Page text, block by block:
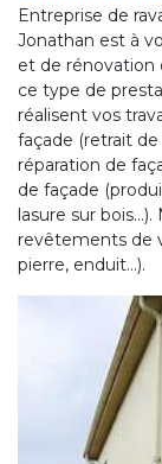
Entreprise de
Jonathan est à
et de rénovation
ce type de
réalisent vos
façade (retrait
réparation de
de façade
lasure sur
revêtements de
pierre, enduit…).